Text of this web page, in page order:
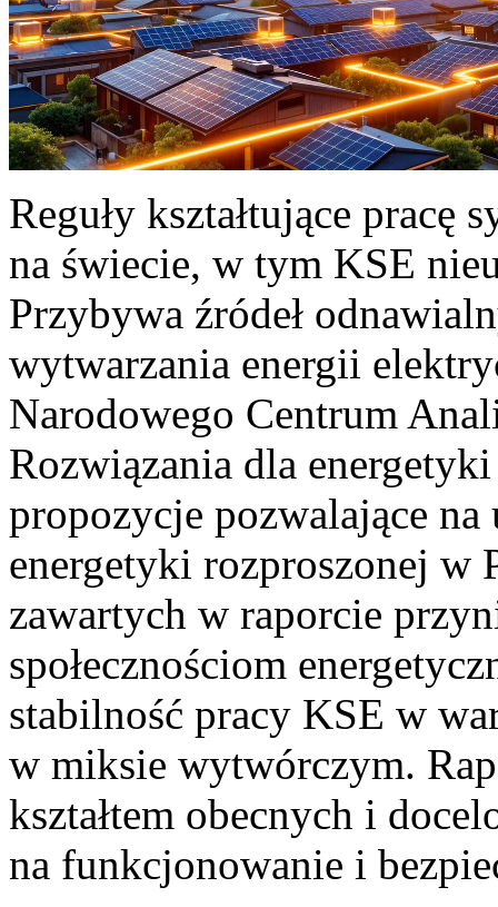
Reguły kształtujące pracę
na świecie, w tym KSE
Przybywa źródeł
wytwarzania energii
Narodowego Centrum
Rozwiązania dla
propozycje pozwalające
energetyki rozproszonej w
zawartych w raporcie
społecznościom
stabilność pracy KSE w
w miksie wytwórczym.
kształtem obecnych i
na funkcjonowanie i